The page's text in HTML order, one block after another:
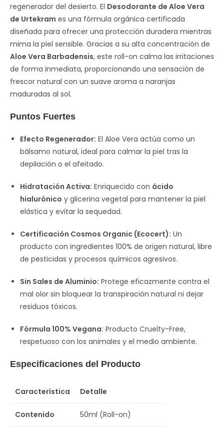
regenerador del desierto. El Desodorante de Aloe Vera
de Urtekram es una fórmula orgánica certificada
diseñada para ofrecer una protección duradera mientras
mima la piel sensible. Gracias a su alta concentración de
Aloe Vera Barbadensis, este roll-on calma las irritaciones
de forma inmediata, proporcionando una sensación de
frescor natural con un suave aroma a naranjas
maduradas al sol.
Puntos Fuertes
Efecto Regenerador: El Aloe Vera actúa como un
bálsamo natural, ideal para calmar la piel tras la
depilación o el afeitado.
Hidratación Activa: Enriquecido con ácido
hialurónico y glicerina vegetal para mantener la piel
elástica y evitar la sequedad.
Certificación Cosmos Organic (Ecocert): Un
producto con ingredientes 100% de origen natural, libre
de pesticidas y procesos químicos agresivos.
Sin Sales de Aluminio: Protege eficazmente contra el
mal olor sin bloquear la transpiración natural ni dejar
residuos tóxicos.
Fórmula 100% Vegana: Producto Cruelty-Free,
respetuoso con los animales y el medio ambiente.
Especificaciones del Producto
Característica Detalle
Contenido 50ml (Roll-on)